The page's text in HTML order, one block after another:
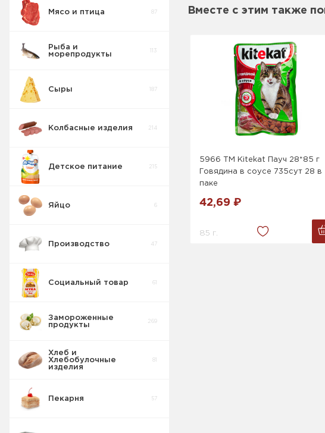
Мясо и птица 87
Рыба и
морепродукты
113
Сыры 187
Колбасные изделия 214
Детское питание 215
Яйцо 6
Производство 47
Социальный товар 61
Замороженные
продукты
269
Хлеб и
Хлебобулочные
изделия
81
Пекарня 57
Вместе с этим также
5966 ТМ Kitekat Пауч 28*85 г
Говядина в соусе 735сут 28 в
паке
42,69 ₽
85 г.